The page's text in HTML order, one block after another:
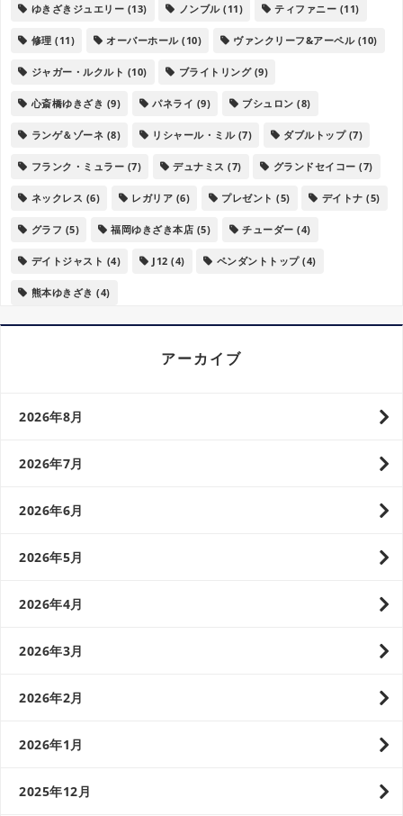
ゆきざきジュエリー (13) ノンブル(11) ティファニー (11)
修理 (11) オーバーホール(10) ヴァンクリーフ&アーペル(10)
ジャガー・ルクルト (10) ブライトリング(9)
心斎橋ゆきざき (9) パネライ (9) ブシュロン (8)
ランゲ＆ゾーネ (8) リシャール・ミル(7) ダブルトップ(7)
フランク・ミュラー (7) デュナミス (7) グランドセイコー (7)
ネックレス (6) レガリア (6) プレゼント (5) デイトナ (5)
グラフ (5) 福岡ゆきざき本店 (5) チューダー (4)
デイトジャスト (4) J12 (4) ペンダントトップ(4)
熊本ゆきざき (4)
アーカイブ
2026年8月
2026年7月
2026年6月
2026年5月
2026年4月
2026年3月
2026年2月
2026年1月
2025年12月